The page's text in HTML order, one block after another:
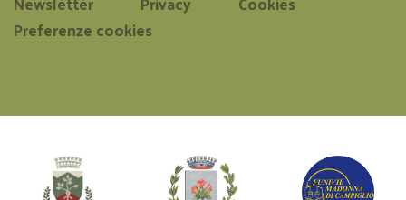
Preferenze cookies